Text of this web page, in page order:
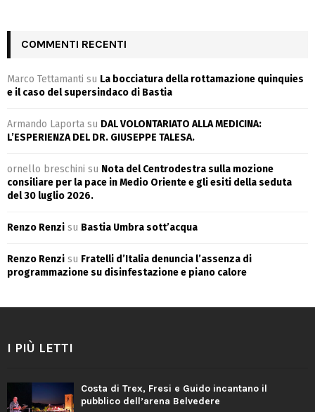
COMMENTI RECENTI
Marco Tettamanti su La bocciatura della rottamazione quinquies
e il caso del supersindaco di Bastia
Armando Laporta su DAL VOLONTARIATO ALLA MEDICINA:
L’ESPERIENZA DEL DR. GIUSEPPE TALESA.
ornello breschini su Nota del Centrodestra sulla mozione
consiliare per la pace in Medio Oriente e gli esiti della seduta
del 30 luglio 2026.
Renzo Renzi su Bastia Umbra sott’acqua
Renzo Renzi su Fratelli d’Italia denuncia l’assenza di
programmazione su disinfestazione e piano calore
I PIÙ LETTI
Costa di Trex, Fresi e Guido incantano il
pubblico dell’arena Belvedere